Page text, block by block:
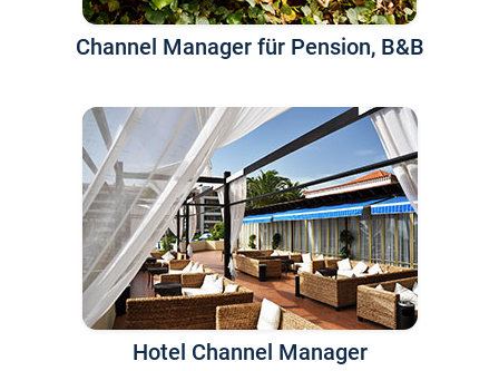
Channel Manager für Pension, B&B
Hotel Channel Manager